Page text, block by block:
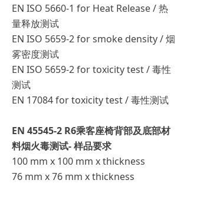
EN ISO 5660-1 for Heat Release / 热
量释放测试
EN ISO 5659-2 for smoke density / 烟
雾密度测试
EN ISO 5659-2 for toxicity test / 毒性
测试
EN 17084 for toxicity test / 毒性测试
EN 45545-2 R6乘客座椅背部及底部材
料烟火毒测试- 样品要求
100 mm x 100 mm x thickness
76 mm x 76 mm x thickness